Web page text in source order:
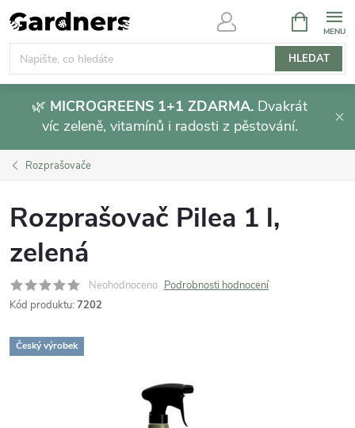
Přejít
na
obsah
HLEDAT
NÁKUPNÍ
KOŠÍK
🌿 MICROGREENS 1+1 ZDARMA. Dvakrát
víc zeleně, vitamínů i radosti z pěstování.
Rozprašovače
Rozprašovač Pilea 1 l,
zelená
Neohodnoceno Podrobnosti hodnocení
Kód produktu: 7202
Český výrobek